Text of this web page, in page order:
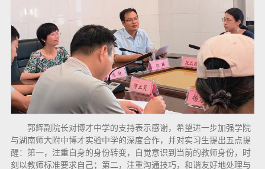
郭辉副院长对博才中学的支持表示感谢，希望进一步加强学院
与湖南师大附中博才实验中学的深度合作，并对实习生提出五点提
醒：第一，注重自身的身份转变，自觉意识到当前的教师身份，时
刻以教师标准要求自己；第二，注重沟通技巧，和谐友好地处理与